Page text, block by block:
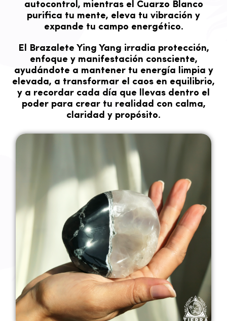
autocontrol, mientras el Cuarzo Blanco
purifica tu mente, eleva tu vibración y
expande tu campo energético.
El Brazalete Ying Yang irradia protección,
enfoque y manifestación consciente,
ayudándote a mantener tu energía limpia y
elevada, a transformar el caos en equilibrio,
y a recordar cada día que llevas dentro el
poder para crear tu realidad con calma,
claridad y propósito.